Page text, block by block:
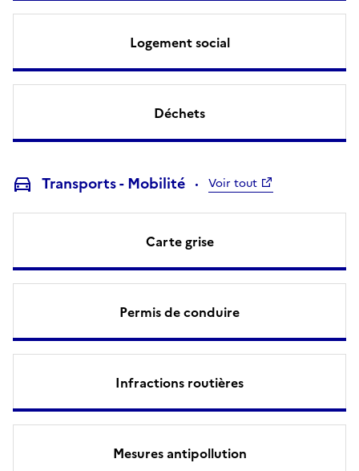
Logement social
Déchets
Transports - Mobilité Voir tout
Carte grise
Permis de conduire
Infractions routières
Mesures antipollution